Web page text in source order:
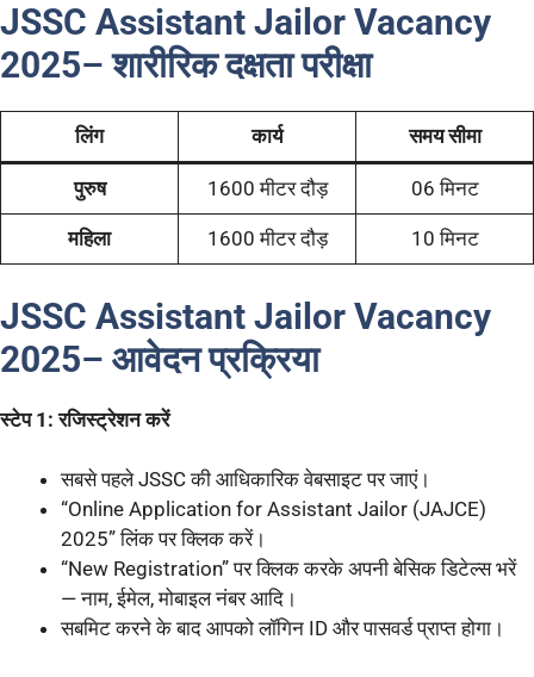
JSSC Assistant Jailor Vacancy
2025–शारीरिक दक्षता परीक्षा
लिंग कार्य समय सीमा
पुरुष 1600 मीटर दौड़ 06 मिनट
महिला 1600 मीटर दौड़ 10 मिनट
JSSC Assistant Jailor Vacancy
2025– आवेदन प्रक्रिया
स्टेप 1: रजिस्ट्रेशन करें
सबसे पहले JSSC की आधिकारिक वेबसाइट पर जाएं।
“Online Application for Assistant Jailor (JAJCE)
2025” लिंक पर क्लिक करें।
“New Registration” पर क्लिक करके अपनी बेसिक डिटेल्स भरें
— नाम, ईमेल, मोबाइल नंबर आदि।
सबमिट करने के बाद आपको लॉगिन ID और पासवर्ड प्राप्त होगा।